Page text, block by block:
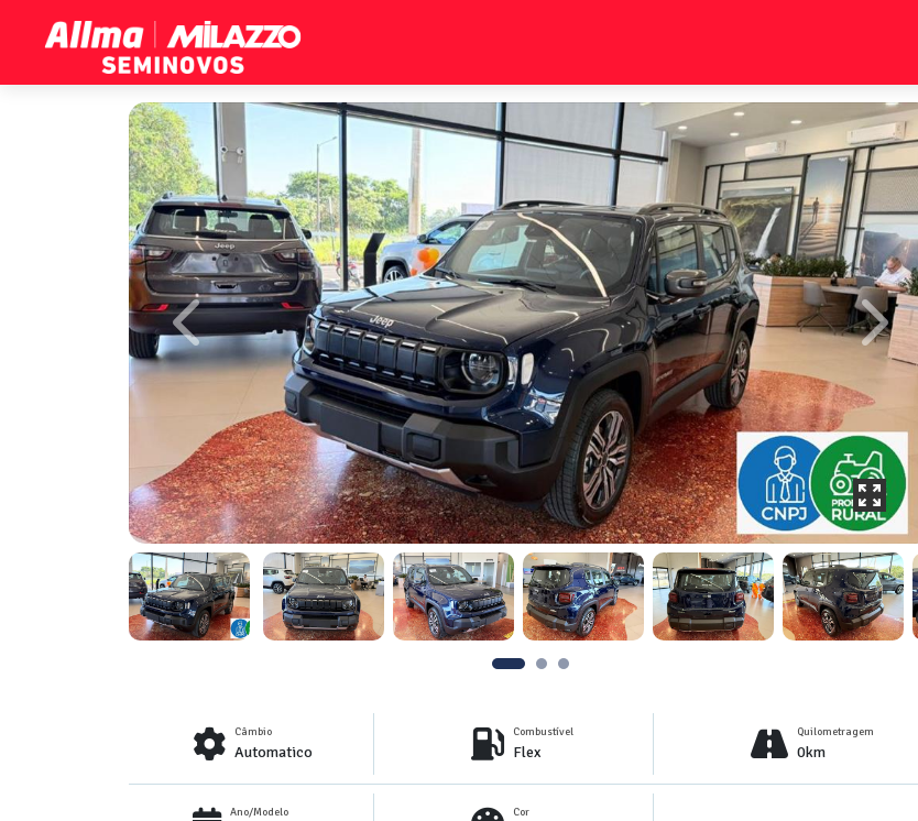
Previous Next
Câmbio
Automatico
Combustível
Flex
Quilometragem
0km
Ano/Modelo Cor